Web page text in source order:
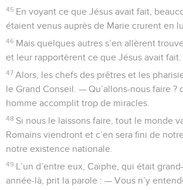
45 En voyant ce que Jésus avait fait,
étaient venus auprès de Marie crurent en
46 Mais quelques autres s’en allèrent
et leur rapportèrent ce que Jésus avait fait.
47 Alors, les chefs des prêtres et les
le Grand Conseil. — Qu’allons-nous faire ?
homme accomplit trop de miracles.
48 Si nous le laissons faire, tout le monde
Romains viendront et c’en sera fini de
notre existence nationale.
49 L’un d’entre eux, Caïphe, qui était
année-là, prit la parole : — Vous n’y